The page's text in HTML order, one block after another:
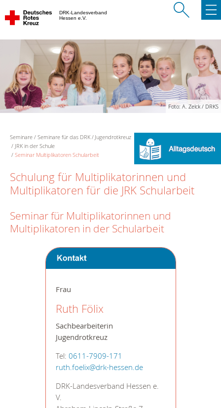
DRK-Landesverband
Hessen e.V.
Foto: A. Zelck / DRKS
Seminare Seminare für das DRK
Jugendrotkreuz
JRK in der Schule
Seminar Multiplikatoren Schularbeit
Schulung für Multiplikatorinnen und
Multiplikatoren für die JRK Schularbeit
Seminar für Multiplikatorinnen und
Multiplikatoren in der Schularbeit
Frau
Ruth Fölix
Sachbearbeiterin
Jugendrotkreuz
Tel: 0611-7909-171
ruth.foelix@drk-hessen.de
DRK-Landesverband Hessen e.
V.